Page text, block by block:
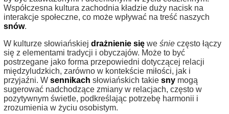
Współczesna kultura zachodnia kładzie duży nacisk na
interakcje społeczne, co może wpływać na treść naszych
snów.
W kulturze słowiańskiej drażnienie się we śnie często łączy
się z elementami tradycji i obyczajów. Może to być
postrzegane jako forma przepowiedni dotyczącej relacji
międzyludzkich, zarówno w kontekście miłości, jak i
przyjaźni. W sennikach słowiańskich takie sny mogą
sugerować nadchodzące zmiany w relacjach, często w
pozytywnym świetle, podkreślając potrzebę harmonii i
zrozumienia w życiu osobistym.